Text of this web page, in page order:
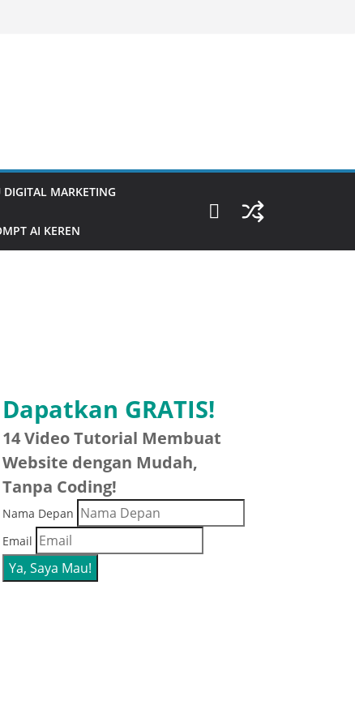
DIGITAL MARKETING
AI KEREN
Dapatkan GRATIS!
14 Video Tutorial Membuat
Website dengan Mudah,
Tanpa Coding!
Nama Depan
Email